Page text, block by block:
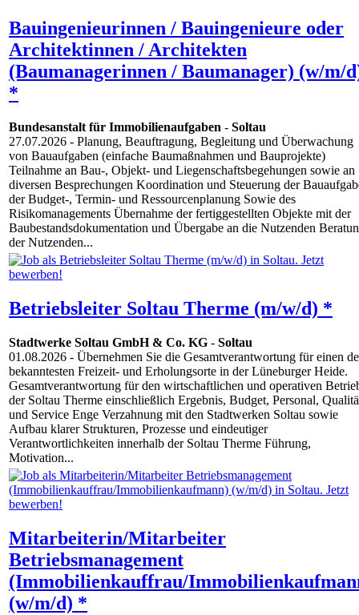
Bauingenieurinnen / Bauingenieure oder
Architektinnen / Architekten
(Baumanagerinnen / Baumanager) (w/m/
*
Bundesanstalt für Immobilienaufgaben - Soltau
27.07.2026 - Planung, Beauftragung, Begleitung und Überwachung
von Bauaufgaben (einfache Baumaßnahmen und Bauprojekte)
Teilnahme an Bau-, Objekt- und Liegenschaftsbegehungen sowie an
diversen Besprechungen Koordination und Steuerung der
der Budget-, Termin- und Ressourcenplanung Sowie des
Risikomanagements Übernahme der fertiggestellten Objekte mit der
Baubestandsdokumentation und Übergabe an die Nutzenden
der Nutzenden...
Betriebsleiter Soltau Therme (m/w/d) *
Stadtwerke Soltau GmbH & Co. KG - Soltau
01.08.2026 - Übernehmen Sie die Gesamtverantwortung für einen
bekanntesten Freizeit- und Erholungsorte in der Lüneburger Heide.
Gesamtverantwortung für den wirtschaftlichen und operativen
der Soltau Therme einschließlich Ergebnis, Budget, Personal,
und Service Enge Verzahnung mit den Stadtwerken Soltau sowie
Aufbau klarer Strukturen, Prozesse und eindeutiger
Verantwortlichkeiten innerhalb der Soltau Therme Führung,
Motivation...
Mitarbeiterin/Mitarbeiter
Betriebsmanagement
(Immobilienkauffrau/
(w/m/d) *